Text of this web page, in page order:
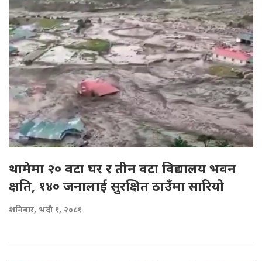
थामेमा २० वटा घर र तीन वटा विद्यालय भवन
क्षति, १४० जनालाई सुरक्षित ठाउँमा सारियो
शनिबार, भदौ १, २०८१